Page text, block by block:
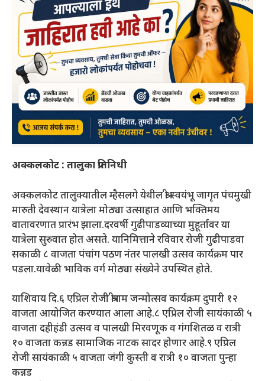
अक्कलकोट : तालुका प्रतिनिधी
अक्कलकोट तालुक्यातील म्हैसलगे येथील श्री स्वयंभू जागृत पंचमुखी
मारुती देवस्थान यात्रेला मोठ्या उत्साहात आणि भक्तिमय
वातावरणात प्रारंभ झाला.दरवर्षी गुढीपाडव्याच्या मुहूर्तावर या
यात्रेला सुरुवात होत असते. यानिमित्ताने रविवार रोजी गुढीपाडवा
सकाळी ८ वाजता पंचांग पठण नंतर पालखी उत्सव कार्यक्रम पार
पडला.यावेळी भाविक वर्ग मोठ्या संख्येने उपस्थित होते.
याशिवाय दि.६ एप्रिल रोजी श्रीराम जन्मोत्सव कार्यक्रम दुपारी १२
वाजता आयोजित करण्यात आला आहे.८ एप्रिल रोजी सायंकाळी ५
वाजता दहीहंडी उत्सव व पालखी मिरवणूक व गंगशितळ व रात्री
१० वाजता कन्नड सामाजिक नाटक सादर होणार आहे.९ एप्रिल
रोजी सायंकाळी ५ वाजता जंगी कुस्ती व रात्री १० वाजता पुन्हा
कन्नड